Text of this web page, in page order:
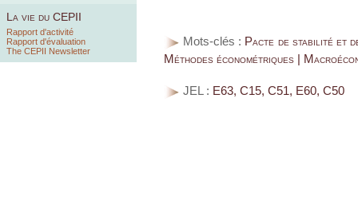
La vie du CEPII
Rapport d'activité
Rapport d'évaluation
The CEPII Newsletter
Mots-clés : Pacte de stabilité et
Méthodes économétriques |
JEL : E63, C15, C51, E60, C50